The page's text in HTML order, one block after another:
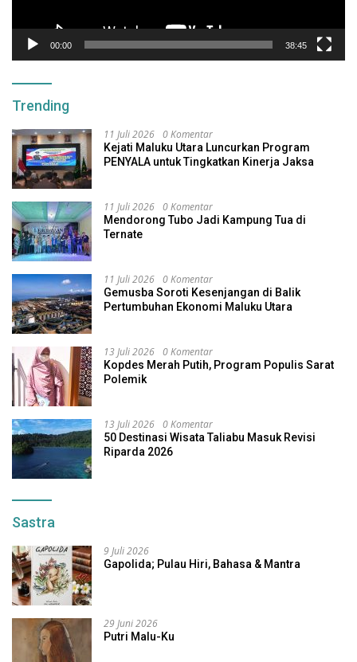
00:00 38:45
Trending
11 Juli 2026 0 Komentar
Kejati Maluku Utara Luncurkan Program
PENYALA untuk Tingkatkan Kinerja Jaksa
11 Juli 2026 0 Komentar
Mendorong Tubo Jadi Kampung Tua di
Ternate
11 Juli 2026 0 Komentar
Gemusba Soroti Kesenjangan di Balik
Pertumbuhan Ekonomi Maluku Utara
13 Juli 2026 0 Komentar
Kopdes Merah Putih, Program Populis Sarat
Polemik
13 Juli 2026 0 Komentar
50 Destinasi Wisata Taliabu Masuk Revisi
Riparda 2026
Sastra
9 Juli 2026
Gapolida; Pulau Hiri, Bahasa & Mantra
29 Juni 2026
Putri Malu-Ku